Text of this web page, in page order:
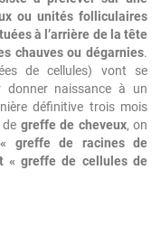
ou unités folliculaires
à l’arrière de la tête
chauves ou dégarnies.
de cellules) vont se
donner naissance à un
définitive trois mois
de greffe de cheveux, on
« greffe de racines de
« greffe de cellules de